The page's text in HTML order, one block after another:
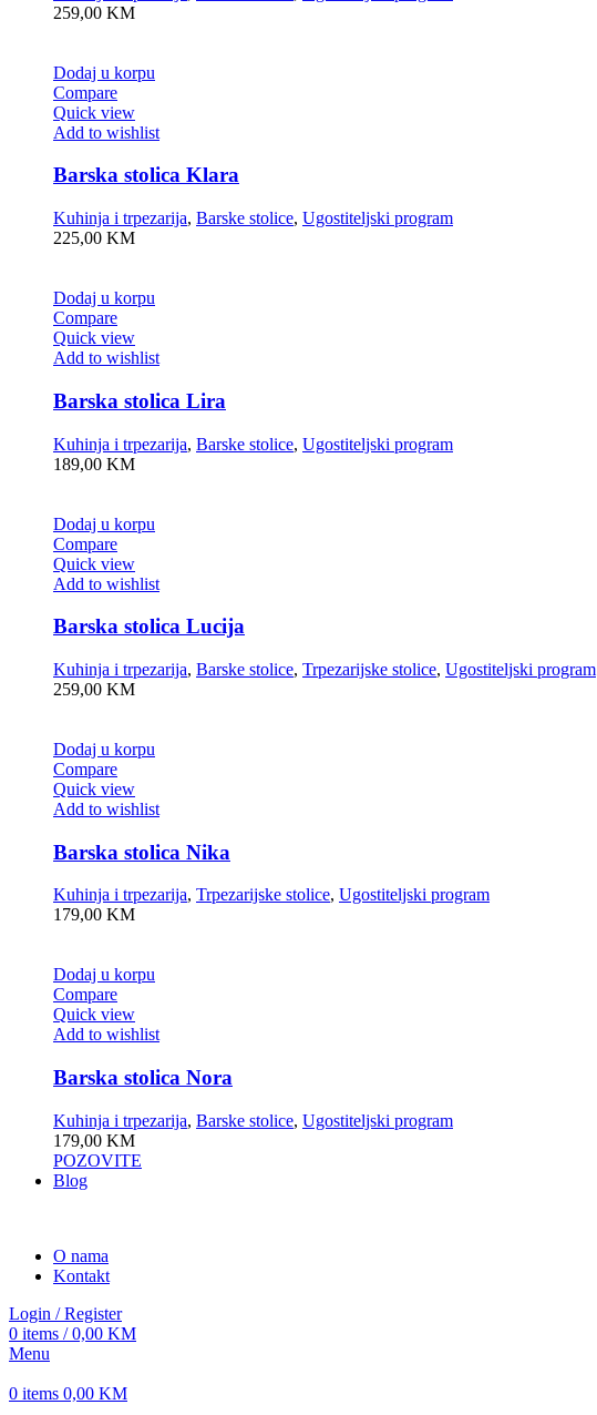
259,00 KM
Dodaj u korpu
Compare
Quick view
Add to wishlist
Barska stolica Klara
Kuhinja i trpezarija, Barske stolice, Ugostiteljski program
225,00 KM
Dodaj u korpu
Compare
Quick view
Add to wishlist
Barska stolica Lira
Kuhinja i trpezarija, Barske stolice, Ugostiteljski program
189,00 KM
Dodaj u korpu
Compare
Quick view
Add to wishlist
Barska stolica Lucija
Kuhinja i trpezarija, Barske stolice, Trpezarijske stolice, Ugostiteljski program
259,00 KM
Dodaj u korpu
Compare
Quick view
Add to wishlist
Barska stolica Nika
Kuhinja i trpezarija, Trpezarijske stolice, Ugostiteljski program
179,00 KM
Dodaj u korpu
Compare
Quick view
Add to wishlist
Barska stolica Nora
Kuhinja i trpezarija, Barske stolice, Ugostiteljski program
179,00 KM
POZOVITE
Blog
O nama
Kontakt
Login / Register
0 items / 0,00 KM
Menu
0 items 0,00 KM